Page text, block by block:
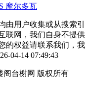
摩尔多瓦
由用户收集或从搜索引
联网，我们自身不提供
的权益请联系我们，我
04-14 07:49:43
阁台榭网 版权所有